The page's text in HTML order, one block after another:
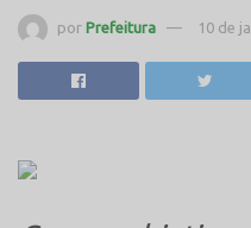
por Prefeitura 10 de